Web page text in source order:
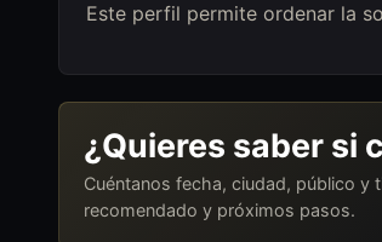
Este perfil permite ordenar la
¿Quieres saber si
Cuéntanos fecha, ciudad, público
recomendado y próximos pasos.